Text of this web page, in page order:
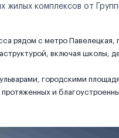
жилых комплексов от
рядом с метро Павелецкая,
включая школы,
городскими
и